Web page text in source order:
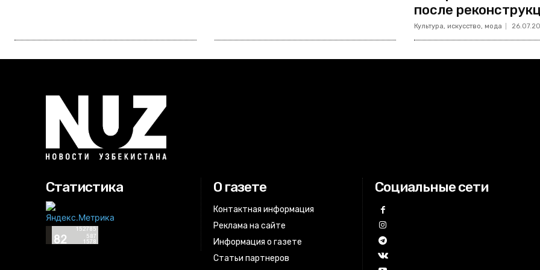
после
Культура, искусство, мода
Статистика О газете
Контактная информация
Реклама на сайте
Информация о газете
Статьи партнеров
Социальные сети